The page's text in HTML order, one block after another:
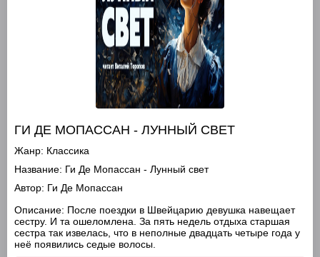
ГИ ДЕ МОПАССАН - ЛУННЫЙ СВЕТ
Жанр: Классика
Название: Ги Де Мопассан - Лунный свет
Автор: Ги Де Мопассан
Описание: После поездки в Швейцарию девушка навещает
сестру. И та ошеломлена. За пять недель отдыха старшая
сестра так извелась, что в неполные двадцать четыре года у
неё появились седые волосы.